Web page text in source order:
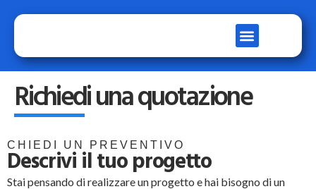
Richiedi una quotazione
CHIEDI UN PREVENTIVO
Descrivi il tuo progetto
Stai pensando di realizzare un progetto e hai bisogno di un